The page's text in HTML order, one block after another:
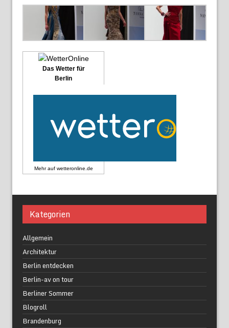
Das Wetter für
Berlin
Mehr auf wetteronline.de
Kategorien
Allgemein
Architektur
Berlin entdecken
Berlin-av on tour
Berliner Sommer
Blogroll
Brandenburg